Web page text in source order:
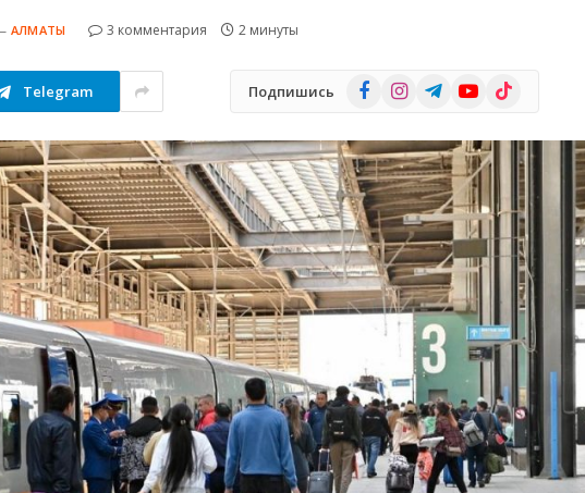
АЛМАТЫ 3 комментария 2 минуты
Telegram Подпишись FacebookInstagramTelegramYouTube
TikTok